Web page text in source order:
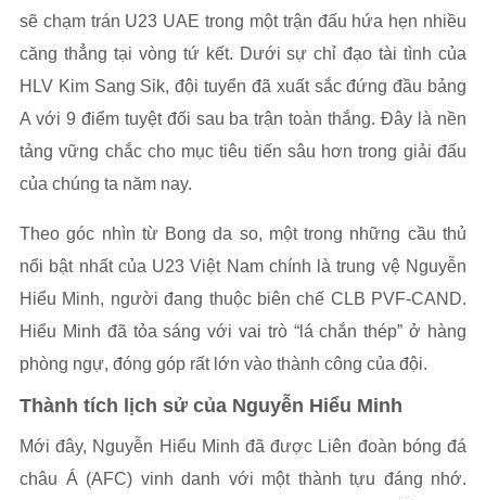
sẽ chạm trán U23 UAE trong một trận đấu hứa hẹn nhiều
căng thẳng tại vòng tứ kết. Dưới sự chỉ đạo tài tình của
HLV Kim Sang Sik, đội tuyển đã xuất sắc đứng đầu bảng
A với 9 điểm tuyệt đối sau ba trận toàn thắng. Đây là nền
tảng vững chắc cho mục tiêu tiến sâu hơn trong giải đấu
của chúng ta năm nay.
Theo góc nhìn từ Bong da so, một trong những cầu thủ
nổi bật nhất của U23 Việt Nam chính là trung vệ Nguyễn
Hiểu Minh, người đang thuộc biên chế CLB PVF-CAND.
Hiểu Minh đã tỏa sáng với vai trò “lá chắn thép” ở hàng
phòng ngự, đóng góp rất lớn vào thành công của đội.
Thành tích lịch sử của Nguyễn Hiểu Minh
Mới đây, Nguyễn Hiểu Minh đã được Liên đoàn bóng đá
châu Á (AFC) vinh danh với một thành tựu đáng nhớ.